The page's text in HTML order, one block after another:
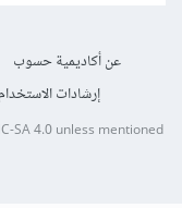
عن أكاديمية حسوب
إرشادات الاستخدام
SA 4.0unless mentioned